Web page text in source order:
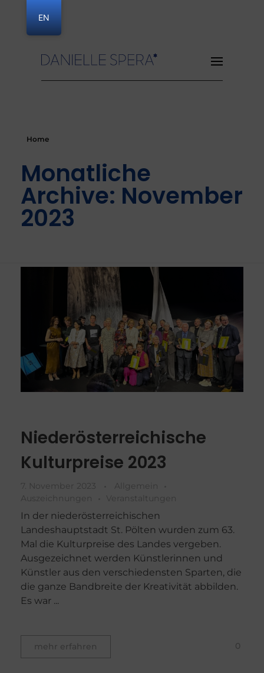
Home
Monatliche
Archive: November
2023
Niederösterreichische
Kulturpreise 2023
7. November 2023
Allgemein
Auszeichnungen
Veranstaltungen
In der niederösterreichischen
Landeshauptstadt St. Pölten wurden zum 63.
Mal die Kulturpreise des Landes vergeben.
Ausgezeichnet werden Künstlerinnen und
Künstler aus den verschiedensten Sparten, die
die ganze Bandbreite der Kreativität abbilden.
Es war ...
mehr erfahren 0
EN